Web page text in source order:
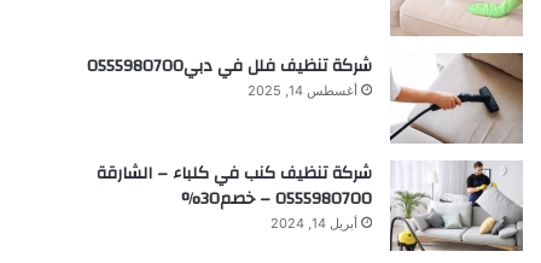
شركة تنظيف فلل في دبي0555980700
أغسطس 14, 2025
شركة تنظيف كنب في كلباء – الشارقة
0555980700 – خصم30%
أبريل 14, 2024